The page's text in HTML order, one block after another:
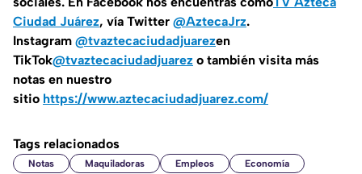
Ciudad Juárez, vía Twitter @AztecaJrz.
Instagram @tvaztecaciudadjuarezen
TikTok@tvaztecaciudadjuarez o también visita más
notas en nuestro
sitio https://www.aztecaciudadjuarez.com/
Tags relacionados
Notas Maquiladoras Empleos Economía